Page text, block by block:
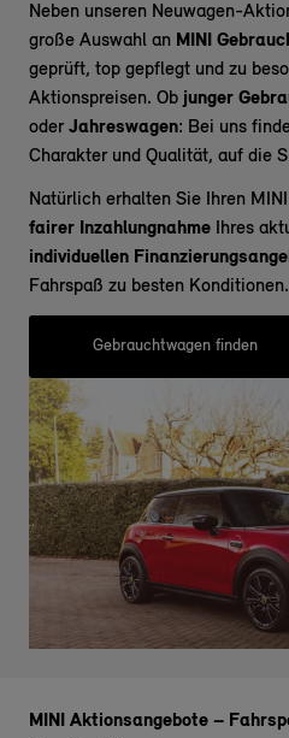
Neben unseren Neuwagen-
große Auswahl an MINI
geprüft, top gepflegt und zu
Aktionspreisen. Ob junger
oder Jahreswagen: Bei uns
Charakter und Qualität, auf die
Natürlich erhalten Sie Ihren
fairer Inzahlungnahme Ihres
individuellen
Fahrspaß zu besten Konditionen.
Gebrauchtwagen finden
MINI Aktionsangebote –